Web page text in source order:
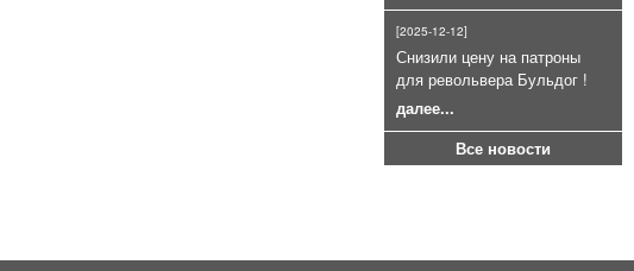
Холостой патрон 9Р.А (9П,А)
9Х22мм пачка 20шт
[2025-12-12]
Снизили цену на патроны
для револьвера Бульдог !
далее...
Все новости